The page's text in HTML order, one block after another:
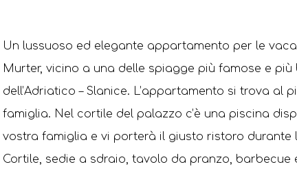
Un lussuoso ed elegante appartamento per le
Murter, vicino a una delle spiagge più famose e
dell’Adriatico – Slanice. L’appartamento si trova al
famiglia. Nel cortile del palazzo c’è una piscina
vostra famiglia e vi porterà il giusto ristoro durante
Cortile, sedie a sdraio, tavolo da pranzo, barbecue